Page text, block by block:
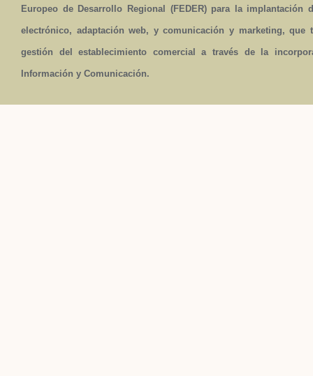
Europeo de Desarrollo Regional (FEDER) para la implantación
electrónico, adaptación web, y comunicación y marketing,
gestión del establecimiento comercial a través de la
Información y Comunicación.